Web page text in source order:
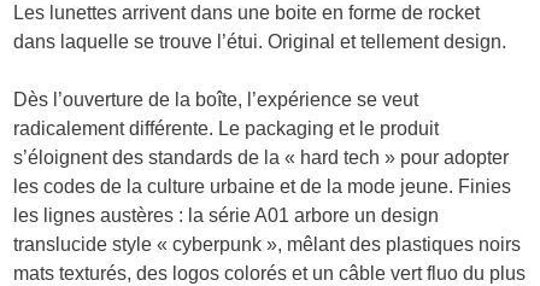
Les lunettes arrivent dans une boite en forme de rocket
dans laquelle se trouve l’étui. Original et tellement design.
Dès l’ouverture de la boîte, l’expérience se veut
radicalement différente. Le packaging et le produit
s’éloignent des standards de la « hard tech » pour adopter
les codes de la culture urbaine et de la mode jeune. Finies
les lignes austères : la série A01 arbore un design
translucide style « cyberpunk », mêlant des plastiques noirs
mats texturés, des logos colorés et un câble vert fluo du plus